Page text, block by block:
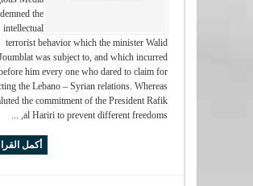
the
intellectual
terrorist behavior which the minister Walid
was subject to, and which incurred
him every one who dared to claim for
the Lebano – Syrian relations. Whereas
the commitment of the President Rafik
al Hariri to prevent different freedoms, ...
أكمل